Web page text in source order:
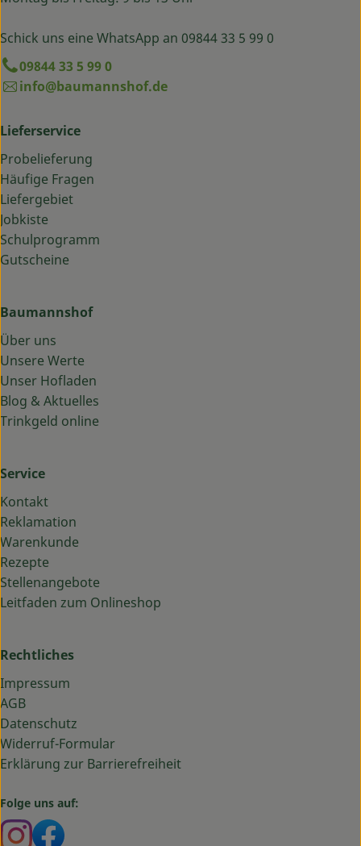
Schick uns eine WhatsApp an 09844 33 5 99 0
09844 33 5 99 0
info@baumannshof.de
Lieferservice
Probelieferung
Häufige Fragen
Liefergebiet
Jobkiste
Schulprogramm
Gutscheine
Baumannshof
Über uns
Unsere Werte
Unser Hofladen
Blog & Aktuelles
Trinkgeld online
Service
Kontakt
Reklamation
Warenkunde
Rezepte
Stellenangebote
Leitfaden zum Onlineshop
Rechtliches
Impressum
AGB
Datenschutz
Widerruf-Formular
Erklärung zur Barrierefreiheit
Folge uns auf:
Externer Link zu https://www.instagram.com/
Externer Link zu https://www.facebook.com/